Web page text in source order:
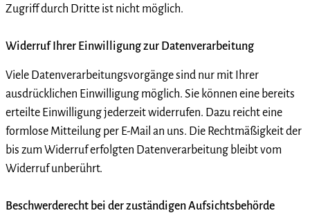
Zugriff durch Dritte ist nicht möglich.
Widerruf Ihrer Einwilligung zur Datenverarbeitung
Viele Datenverarbeitungsvorgänge sind nur mit Ihrer
ausdrücklichen Einwilligung möglich. Sie können eine bereits
erteilte Einwilligung jederzeit widerrufen. Dazu reicht eine
formlose Mitteilung per E-Mail an uns. Die Rechtmäßigkeit der
bis zum Widerruf erfolgten Datenverarbeitung bleibt vom
Widerruf unberührt.
Beschwerderecht bei der zuständigen Aufsichtsbehörde